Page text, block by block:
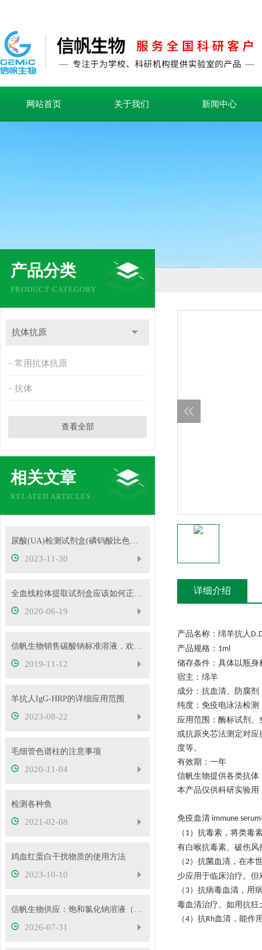
网站首页 关于我们 新闻中心
产品分类
PRODUCT CATEGORY
抗体抗原
常用抗体抗原
抗体
查看全部
相关文章
RELATED ARTICLES
尿酸(UA)检测试剂盒(磷钨酸比色法)的操作步骤
2023-11-30
全血线粒体提取试剂盒应该如何正确使用
2020-06-19
信帆生物销售碳酸钠标准溶液，欢迎抢购
2019-11-12
羊抗人IgG-HRP的详细应用范围
2023-08-22
毛细管色谱柱的注意事项
2020-11-04
检测各种鱼
2021-02-08
鸡血红蛋白干扰物质的使用方法
2023-10-10
信帆生物供应：饱和氯化钠溶液（26.5%）
2026-07-31
详细介绍
产品名称：绵羊抗人
产品规格： 1ml
储存条件：具体以瓶身
宿主：绵羊
成分：抗血清、防腐剂
纯度：免疫电泳法检测
应用范围：酶标试剂
或抗原夹芯法测定对
度等。
有效期：一年
信帆生物提供各类抗
本产品仅供科研实验用
免疫血清 immune serum
（ 1）抗毒素，将类毒
有白喉抗毒素、破伤风
（2）抗菌血清，在本
少应用于临床治疗。
（ 3）抗病毒血清，用
毒血清治疗。如用抗
（4）抗Rh血清，能作